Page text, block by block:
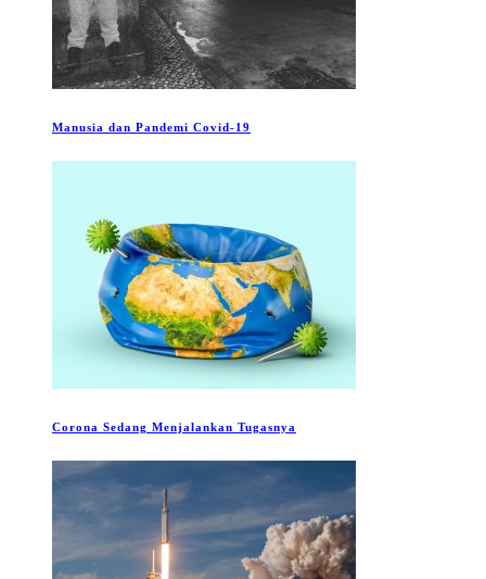
Manusia dan Pandemi Covid-19
Corona Sedang Menjalankan Tugasnya